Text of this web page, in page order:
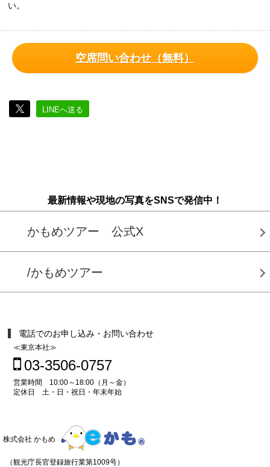
い。
空席問い合わせ（無料）
LINEへ送る
最新情報や現地の写真をSNSで発信中！
かもめツアー 公式X
/かもめツアー
電話でのお申し込み・お問い合わせ
≪東京本社≫
03-3506-0757
営業時間 10:00～18:00（月～金）
定休日 土・日・祝日・年末年始
株式会社 かもめ
（観光庁長官登録旅行業第1009号）